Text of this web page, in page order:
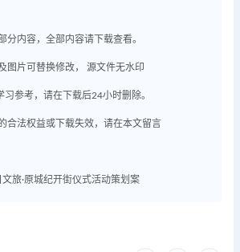
分内容，全部内容请下载查看。
图片可替换修改， 源文件无水印
习参考，请在下载后24小时删除。
合法权益或下载失效，请在本文留言
旅·原城纪开街仪式活动策划案